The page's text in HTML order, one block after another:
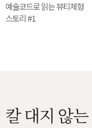
예술코드로 읽는 뷰티체형
스토리 #1
칼 대지 않는